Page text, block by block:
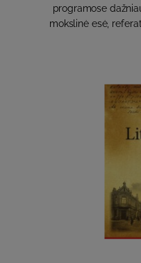
programose
mokslinė esė,